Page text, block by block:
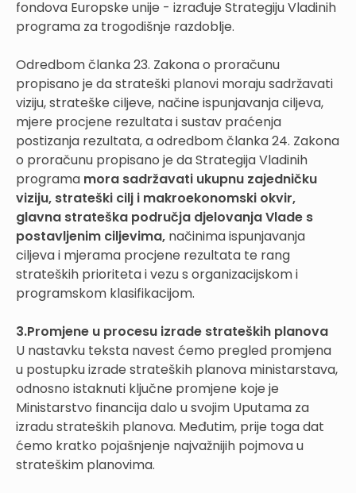
fondova Europske unije - izrađuje Strategiju Vladinih
programa za trogodišnje razdoblje.
Odredbom članka 23. Zakona o proračunu
propisano je da strateški planovi moraju sadržavati
viziju, strateške ciljeve, načine ispunjavanja ciljeva,
mjere procjene rezultata i sustav praćenja
postizanja rezultata, a odredbom članka 24. Zakona
o proračunu propisano je da Strategija Vladinih
programa mora sadržavati ukupnu zajedničku
viziju, strateški cilj i makroekonomski okvir,
glavna strateška područja djelovanja Vlade s
postavljenim ciljevima, načinima ispunjavanja
ciljeva i mjerama procjene rezultata te rang
strateških prioriteta i vezu s organizacijskom i
programskom klasifikacijom.
3.Promjene u procesu izrade strateških planova
U nastavku teksta navest ćemo pregled promjena
u postupku izrade strateških planova ministarstava,
odnosno istaknuti ključne promjene koje je
Ministarstvo financija dalo u svojim Uputama za
izradu strateških planova. Međutim, prije toga dat
ćemo kratko pojašnjenje najvažnijih pojmova u
strateškim planovima.